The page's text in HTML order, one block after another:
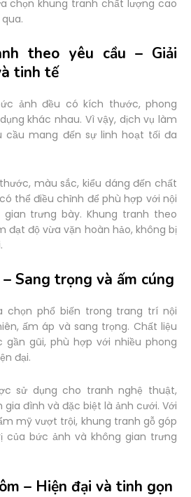
chọn khung tranh chất lượng cao
theo yêu cầu – Giải
tinh tế
ảnh đều có kích thước, phong
khác nhau. Vì vậy, dịch vụ làm
cầu mang đến sự linh hoạt tối đa
màu sắc, kiểu dáng đến chất
thể điều chỉnh để phù hợp với nội
trưng bày. Khung tranh theo
đạt độ vừa vặn hoàn hảo, không bị
Sang trọng và ấm cúng
chọn phổ biến trong trang trí nội
ấm áp và sang trọng. Chất liệu
gần gũi, phù hợp với nhiều phong
đại.
sử dụng cho tranh nghệ thuật,
đình và đặc biệt là ảnh cưới. Với
mỹ vượt trội, khung tranh gỗ góp
của bức ảnh và không gian trưng
– Hiện đại và tinh gọn